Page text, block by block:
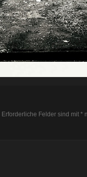
Erforderliche Felder sind mit *